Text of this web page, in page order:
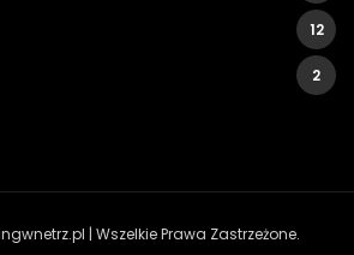
12
2
| Wszelkie Prawa Zastrzeżone.